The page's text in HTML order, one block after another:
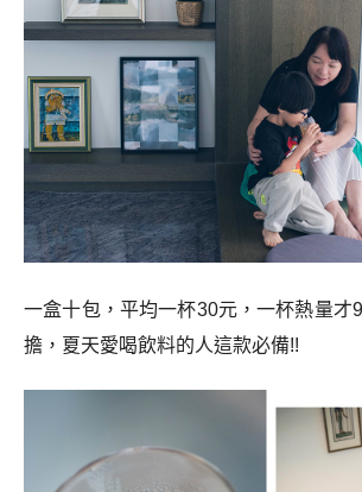
一盒十包，平均一杯30元，一杯熱量才
擔，夏天愛喝飲料的人這款必備!!